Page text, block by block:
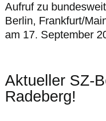
Aufruf zu
Berlin, Frankfurt/
am 17. September
Aktueller SZ-
Radeberg!